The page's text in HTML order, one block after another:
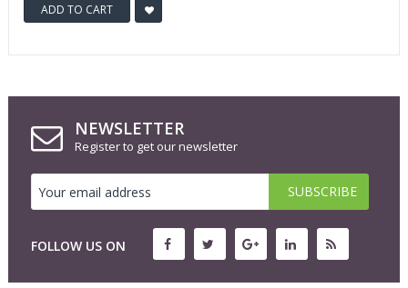
ADD TO CART
NEWSLETTER
Register to get our newsletter
FOLLOW US ON